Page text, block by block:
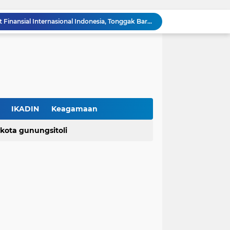
DPR RI Sahkan UU Pusat Finansial Internasional Indonesia, Tonggak Baru Penguatan Daya Saing Keuangan Nasional
Pemerintah Resmikan PP Nomor 30 Tahun 2026, Tarif PNBP Kementerian Hukum Disesuaikan, UMKM Tetap Diutamakan
Tolak Jadi Penagih Bank Keliling, Pria di Tangerang Diduga Jadi Korban Pengeroyokan dan Kekerasan, Kini Dirawat di ICU
IKADIN
(2)
Keagamaan
(2)
kota gunungsitoli